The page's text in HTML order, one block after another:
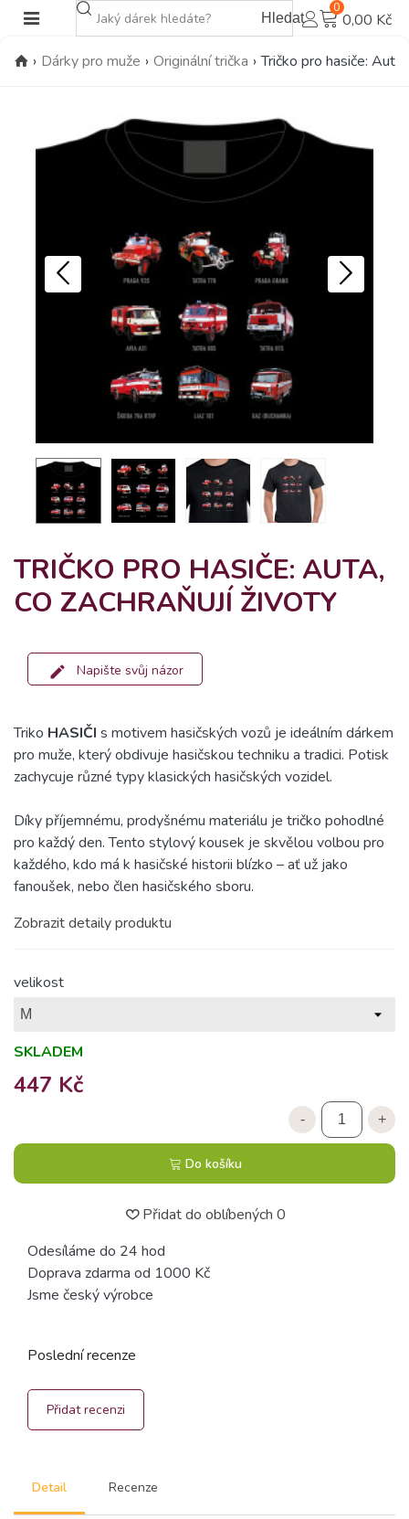
Hledat
0
0,00 Kč
› Dárky pro muže › Originální trička › Tričko pro hasiče:
TRIČKO PRO HASIČE: AUTA,
CO ZACHRAŇUJÍ ŽIVOTY
Napište svůj názor
Triko HASIČI s motivem hasičských vozů je ideálním dárkem
pro muže, který obdivuje hasičskou techniku a tradici. Potisk
zachycuje různé typy klasických hasičských vozidel.
Díky příjemnému, prodyšnému materiálu je tričko pohodlné
pro každý den. Tento stylový kousek je skvělou volbou pro
každého, kdo má k hasičské historii blízko – ať už jako
fanoušek, nebo člen hasičského sboru.
Zobrazit detaily produktu
velikost
SKLADEM
447 Kč
- +
Do košíku
Přidat do oblíbených 0
Odesíláme do 24 hod
Doprava zdarma od 1000 Kč
Jsme český výrobce
Detail Recenze
Poslední recenze
Přidat recenzi